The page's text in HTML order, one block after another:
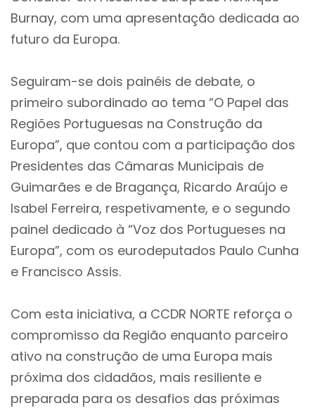
Burnay, com uma apresentação dedicada ao
futuro da Europa.
Seguiram-se dois painéis de debate, o
primeiro subordinado ao tema “O Papel das
Regiões Portuguesas na Construção da
Europa”, que contou com a participação dos
Presidentes das Câmaras Municipais de
Guimarães e de Bragança, Ricardo Araújo e
Isabel Ferreira, respetivamente, e o segundo
painel dedicado à “Voz dos Portugueses na
Europa”, com os eurodeputados Paulo Cunha
e Francisco Assis.
Com esta iniciativa, a CCDR NORTE reforça o
compromisso da Região enquanto parceiro
ativo na construção de uma Europa mais
próxima dos cidadãos, mais resiliente e
preparada para os desafios das próximas